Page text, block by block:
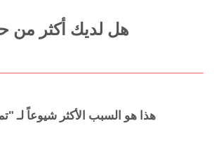
هذا هو السبب الأكثر شيوعاً لـ